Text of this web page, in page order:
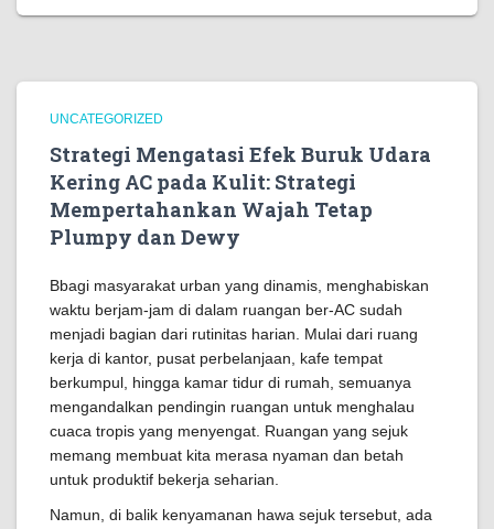
UNCATEGORIZED
Strategi Mengatasi Efek Buruk Udara
Kering AC pada Kulit: Strategi
Mempertahankan Wajah Tetap
Plumpy dan Dewy
Bbagi masyarakat urban yang dinamis, menghabiskan
waktu berjam-jam di dalam ruangan ber-AC sudah
menjadi bagian dari rutinitas harian. Mulai dari ruang
kerja di kantor, pusat perbelanjaan, kafe tempat
berkumpul, hingga kamar tidur di rumah, semuanya
mengandalkan pendingin ruangan untuk menghalau
cuaca tropis yang menyengat. Ruangan yang sejuk
memang membuat kita merasa nyaman dan betah
untuk produktif bekerja seharian.
Namun, di balik kenyamanan hawa sejuk tersebut, ada